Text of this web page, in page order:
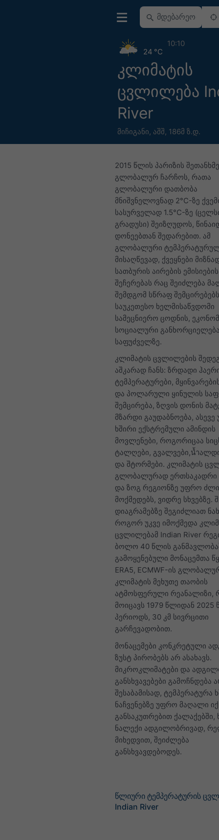
კლიმატის
ცვლილება
River
მიჩიგანი, აშშ, 186მ ზ.დ.
24 °C
10:10
2015 წლის პარიზის
გლობალურ ჩარჩოს, რათა
გლობალური დათბობა
მნიშვნელოვნად 2°C-ზე
სასურველად 1.5°C-ზე
გრადუსი) შეიზღუდოს,
დონეებთან შედარებით. ამ
გლობალური
მისაღწევად, ქვეყნები
სათბურის აირების
შეჩერებას რაც შეიძლება
შემდგომ სწრაფ
საუკეთესო ხელმისაწვდომი
სამეცნიერო ცოდნის,
სოციალური
საფუძველზე.
კლიმატის ცვლილების
აშკარად ჩანს: ზრდადი
ტემპერატურები,
და პოლარული ყინულის
შემცირება, ზღვის დონის
მზარდი გაუდაბნოება,
ხშირი ექსტრემული ამინდის
მოვლენები, როგორიცაა
ტალღები, გვალვები,น้ำ
და შტორმები. კლიმატის
გლობალურად ერთსაკადრი
და ზოგ რეგიონზე უფრო
მოქმედებს, ვიდრე სხვებზე.
დიაგრამებზე შეგიძლიათ
როგორ უკვე იმოქმედა
ცვლილებამ Indian River
ბოლო 40 წლის
გამოყენებული მონაცემთა
ERA5, ECMWF-ის
კლიმატის მეხუთე თაობის
ატმოსფერული რეანალიზი,
მოიცავს 1979 წლიდან 2025
პერიოდს, 30 კმ სივრცითი
გარჩევადობით.
მონაცემები კონკრეტული
ზუსტ პირობებს არ ასახავს.
მიკროკლიმატები და
განსხვავებები გამოჩნდება
შესაბამისად, ტემპერატურა
ნაჩვენებზე უფრო მაღალი
განსაკუთრებით
ნალექი ადგილობრივად,
მიხედვით, შეიძლება
განსხვავდებოდეს.
წლიური ტემპერატურის
Indian River